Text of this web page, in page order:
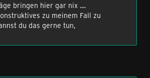
bringen hier gar nix ....
zu meinem Fall zu
du das gerne tun,